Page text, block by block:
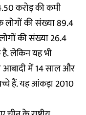
करोड़ की कमी
की संख्या 89.4
की संख्या 26.4
लेकिन यह भी
आबादी में 14 साल और
हैं. यह आंकड़ा 2010